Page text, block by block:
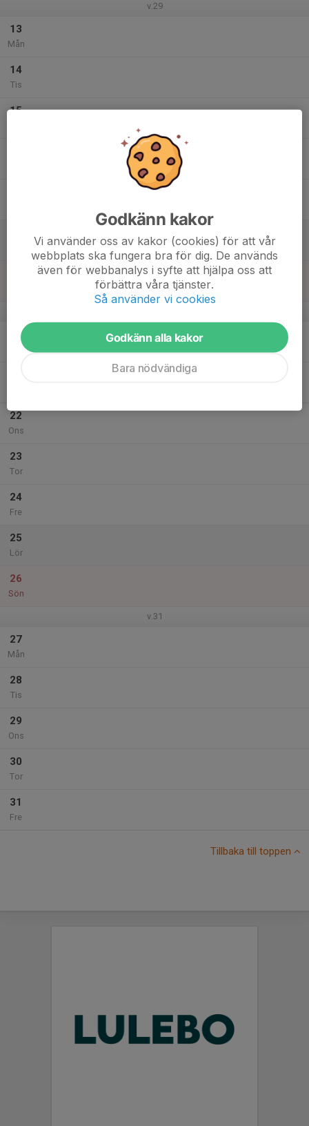
v.29
13
Mån
14
Tis
15
20
Mån
22
Ons
23
Tor
24
Fre
25
Lör
26
Sön
v.31
27
Mån
28
Tis
29
Ons
30
Tor
31
Fre
Tillbaka till toppen
Godkänn kakor
Vi använder oss av kakor (cookies) för att vår
webbplats ska fungera bra för dig. De används
även för webbanalys i syfte att hjälpa oss att
förbättra våra tjänster.
Så använder vi cookies
Godkänn alla kakor
Bara nödvändiga